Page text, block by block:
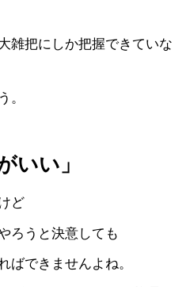
雑把にしか把握できていな
いい」
ど
ろうと決意しても
ばできませんよね。